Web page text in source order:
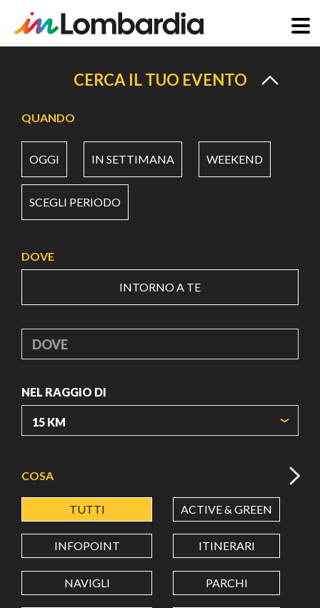
principale
CERCA IL TUO EVENTO
QUANDO
OGGI IN SETTIMANA WEEKEND
SCEGLI PERIODO
DOVE
INTORNO A TE
DOVE
NEL RAGGIO DI
LATITUDINE
LONGITUDINE
COSA
TUTTI ACTIVE & GREEN
INFOPOINT ITINERARI
NAVIGLI PARCHI